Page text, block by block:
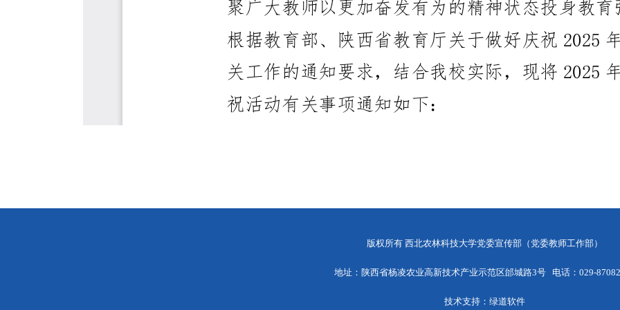
版权所有 西北农林科技大学党委宣传部（党委教师工作部）
地址：陕西省杨凌农业高新技术产业示范区邰城路3号 电话：029-
技术支持：绿道软件